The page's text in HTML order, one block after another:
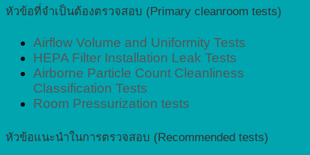
หัวข้อที่จำเป็นต้องตรวจสอบ (Primary cleanroom tests)
Airflow Volume and Uniformity Tests
HEPA Filter Installation Leak Tests
Airborne Particle Count Cleanliness
Classification Tests
Room Pressurization tests
หัวข้อแนะนำในการตรวจสอบ (Recommended tests)